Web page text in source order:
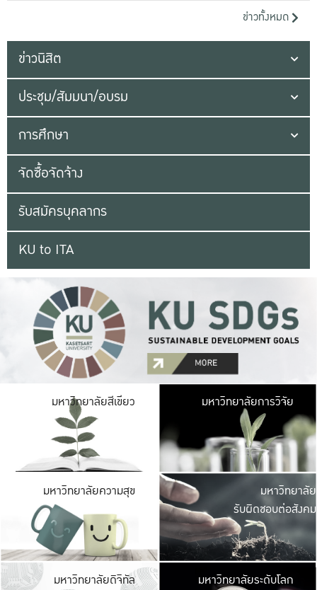
ข่าวทั้งหมด
ข่าวนิสิต
ประชุม/สัมมนา/อบรม
การศึกษา
จัดซื้อจัดจ้าง
รับสมัครบุคลากร
KU to ITA
มหาวิทยาลัยสีเขียว มหาวิ
มีพื้นที่เขียวสดใส
เป็นป่าในเมือง เกษต
มหาวิทยาลัยการวิจัย
มหาวิทยาลัยความสุข มหาวิ
ค
เปิดประ
และพบเรื่องราวใ
มหาวิทยาลัย
รับผิดชอบต่อสังคม
มหาวิทยาลัยดิจิทัล มหาวิ
มหาวิทยาลัยระดับโลก